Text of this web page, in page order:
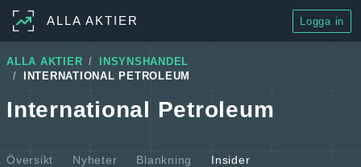
ALLA AKTIER Logga in
ALLA AKTIER
INSYNSHANDEL
INTERNATIONAL PETROLEUM
International Petroleum
Översikt Nyheter Blankning Insider